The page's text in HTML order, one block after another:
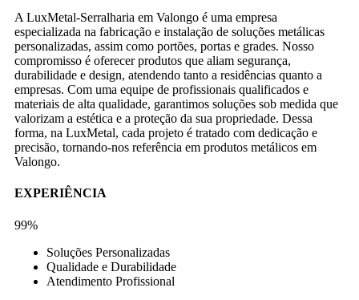
A LuxMetal-Serralharia em Valongo é uma empresa
especializada na fabricação e instalação de soluções metálicas
personalizadas, assim como portões, portas e grades. Nosso
compromisso é oferecer produtos que aliam segurança,
durabilidade e design, atendendo tanto a residências quanto a
empresas. Com uma equipe de profissionais qualificados e
materiais de alta qualidade, garantimos soluções sob medida que
valorizam a estética e a proteção da sua propriedade. Dessa
forma, na LuxMetal, cada projeto é tratado com dedicação e
precisão, tornando-nos referência em produtos metálicos em
Valongo.
EXPERIÊNCIA
99%
Soluções Personalizadas
Qualidade e Durabilidade
Atendimento Profissional